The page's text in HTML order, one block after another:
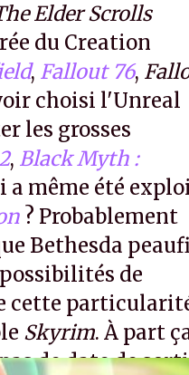
Elder Scrolls
du Creation
, Fallout 76,
choisi l'Unreal
les grosses
, Black Myth :
a même été
? Probablement
Bethesda
possibilités de
cette
Skyrim. À part
de date de